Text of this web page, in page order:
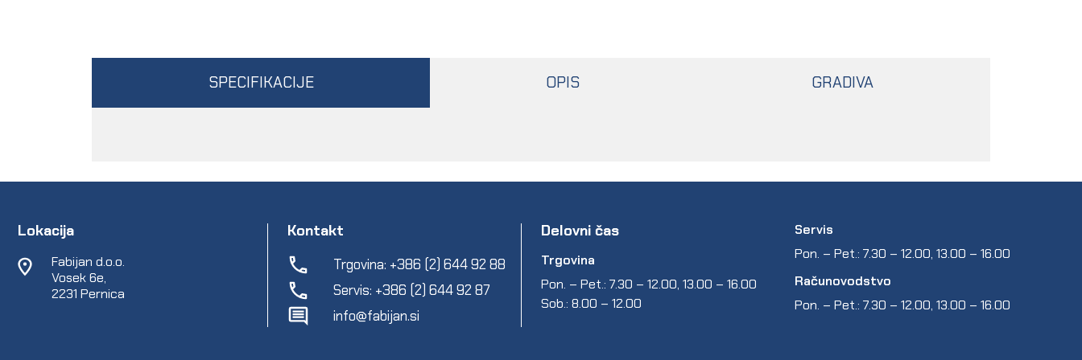
SPECIFIKACIJE OPIS GRADIVA
Lokacija
Fabijan d.o.o.
Vosek 6e,
2231 Pernica
Kontakt
Trgovina: +386 (2) 644 92 88
Servis: +386 (2) 644 92 87
info@fabijan.si
Delovni čas
Trgovina
Pon. – Pet.: 7.30 – 12.00, 13.00 – 16.00
Sob.: 8.00 – 12.00
Servis
Pon. – Pet.: 7.30 – 12.00, 13.00 – 16.00
Računovodstvo
Pon. – Pet.: 7.30 – 12.00, 13.00 – 16.00